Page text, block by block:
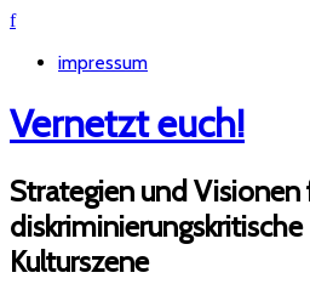
f
impressum
Vernetzt euch!
Strategien und Visionen
Kulturszene